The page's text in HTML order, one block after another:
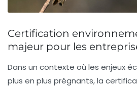
Certification
majeur pour les
Dans un contexte où les enjeux
plus en plus prégnants, la